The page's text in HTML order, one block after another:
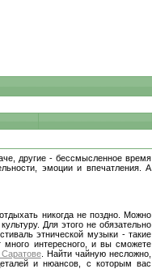
другие - бессмысленное время
эмоции и впечатления. А
никогда не поздно. Можно
Для этого не обязательно
этнической музыки - такие
интересного, и вы сможете
. Найти чайную несложно,
и нюансов, с которым вас